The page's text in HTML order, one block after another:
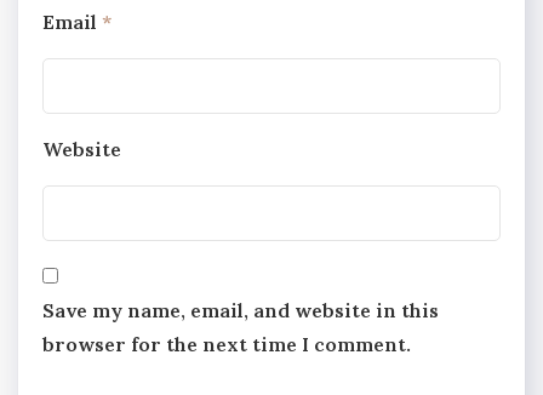
Email *
Website
Save my name, email, and website in this
browser for the next time I comment.